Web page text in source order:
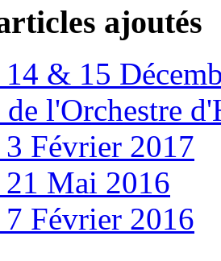
ajoutés
& 15
l'Orchestre
Février 2017
21 Mai 2016
Février 2016